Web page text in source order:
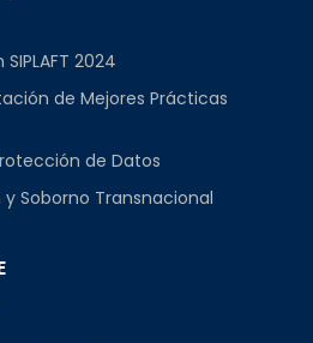
2024
de Mejores Prácticas
de Datos
Soborno Transnacional